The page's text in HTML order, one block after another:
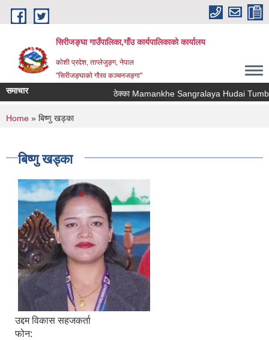
Skip to main content
सिरीजङ्घा गाउँपालिका,गाँउ कार्यपालिकाको कार्यालय
कोशी प्रदेश, ताप्लेजुङ्ग, नेपाल
"सिरीजङ्घाको गौरव कञ्चनजङ्गा"
समाचार ठेक्का Mamankhe Sangralaya Hudai
You are here
Home » बिष्णु खड्का
बिष्णु खड्का
उद्दम विकास सहजकर्ता
फोन: